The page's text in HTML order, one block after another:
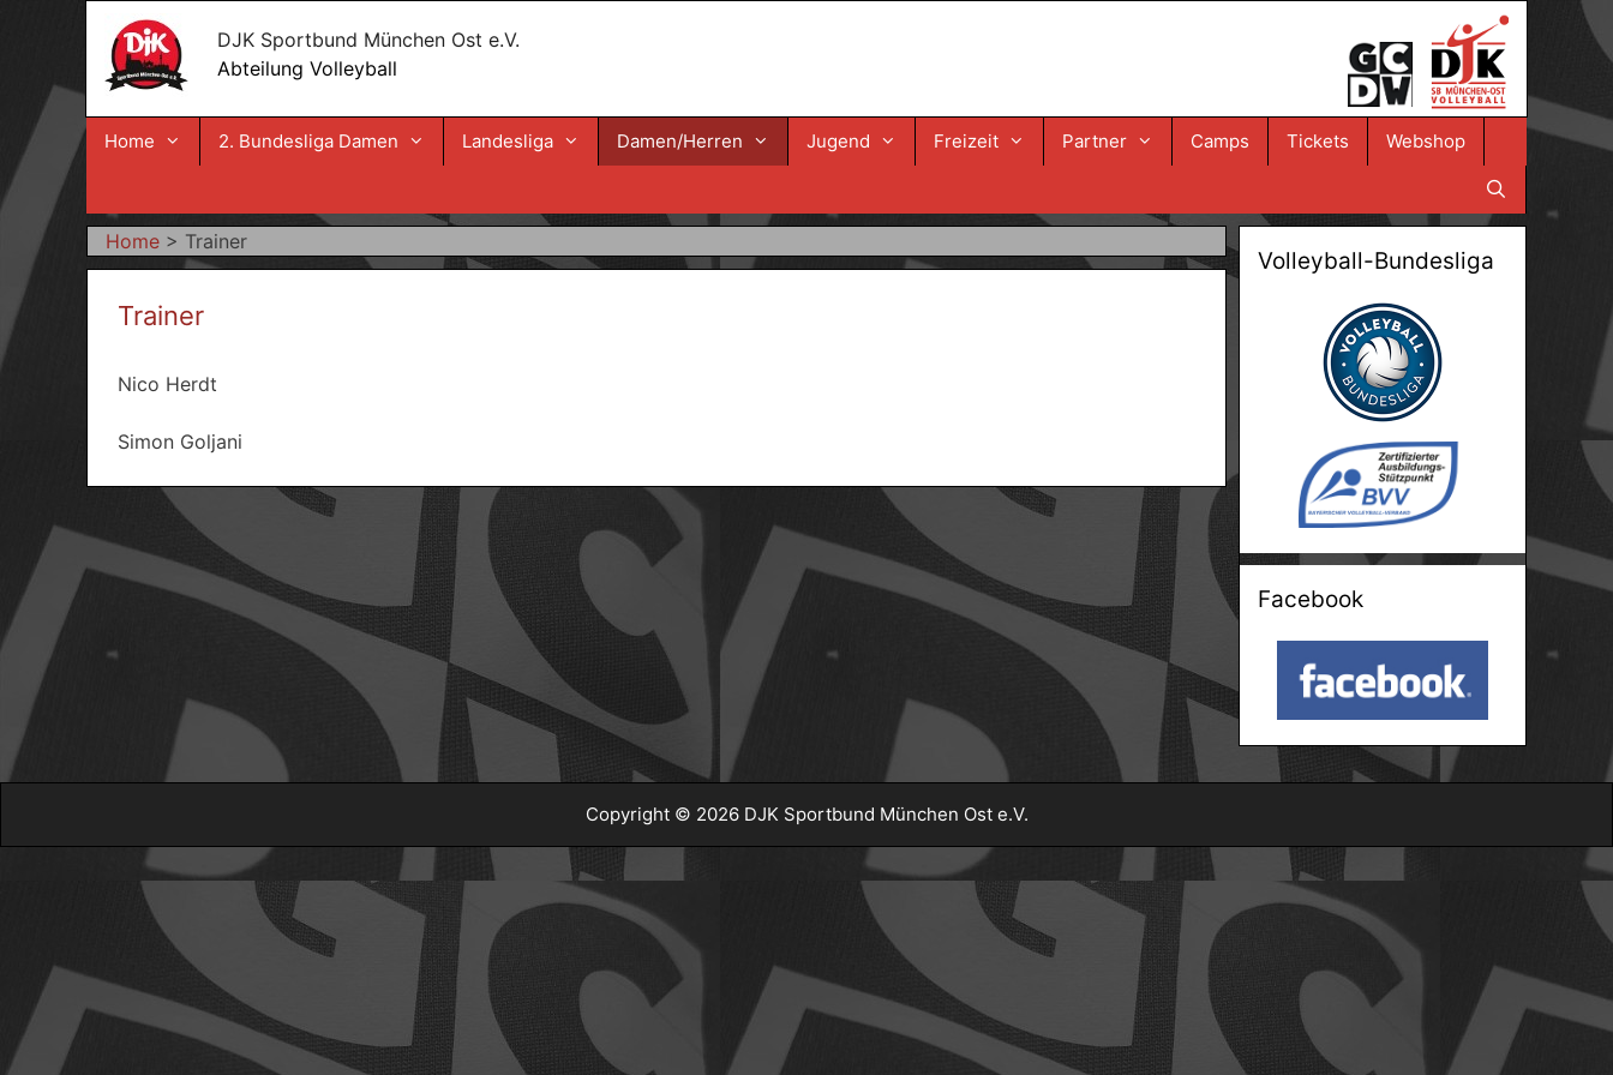
DJK Sportbund München Ost e.V.
Abteilung Volleyball
Home 2. Bundesliga Damen Landesliga Damen/Herren Jugend Freizeit Partner Camps Tickets Webshop
Home > Trainer
Trainer
Nico Herdt
Simon Goljani
Volleyball-Bundesliga
Facebook
Copyright © 2026 DJK Sportbund München Ost e.V.